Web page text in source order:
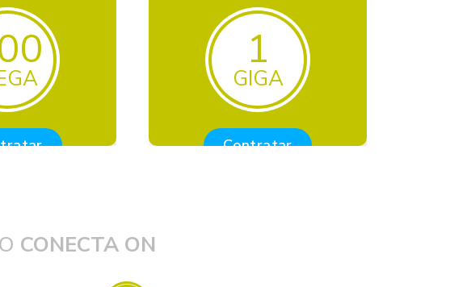
1
GIGA
Contratar
CONECTA ON